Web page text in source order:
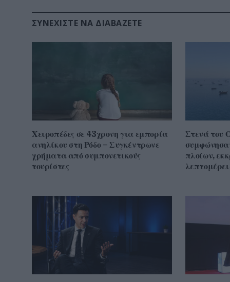
ΣΥΝΕΧΊΣΤΕ ΝΑ ΔΙΑΒΆΖΕΤΕ
Χειροπέδες σε 43χρονη για εμπορία
ανηλίκου στη Ρόδο – Συγκέντρωνε
χρήματα από συμπονετικούς
τουρίστες
Στενά του
πλοίων,